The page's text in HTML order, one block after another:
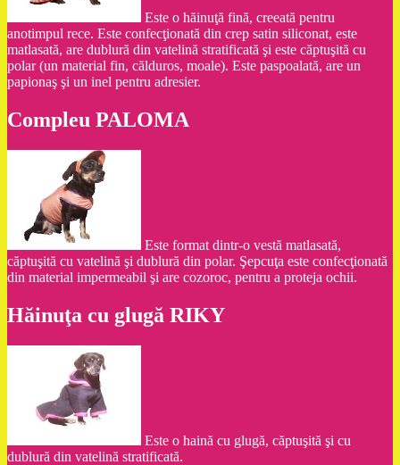
Este o hăinuţă fină, creeată pentru
anotimpul rece. Este confecţionată din crep satin siliconat, este
matlasată, are dublură din vatelină stratificată şi este căptuşită cu
polar (un material fin, călduros, moale). Este paspoalată, are un
papionaş şi un inel pentru adresier.
Compleu PALOMA
Este format dintr-o vestă matlasată,
căptuşită cu vatelină şi dublură din polar. Şepcuţa este confecţionată
din material impermeabil şi are cozoroc, pentru a proteja ochii.
Hăinuţa cu glugă RIKY
Este o haină cu glugă, căptuşită şi cu
dublură din vatelină stratificată.